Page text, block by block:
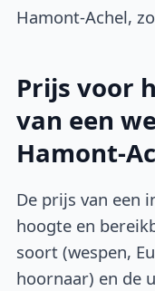
Hamont-Achel,
Prijs voor
van een
Hamont-
De prijs van een
hoogte en
soort (wespen,
hoornaar) en de